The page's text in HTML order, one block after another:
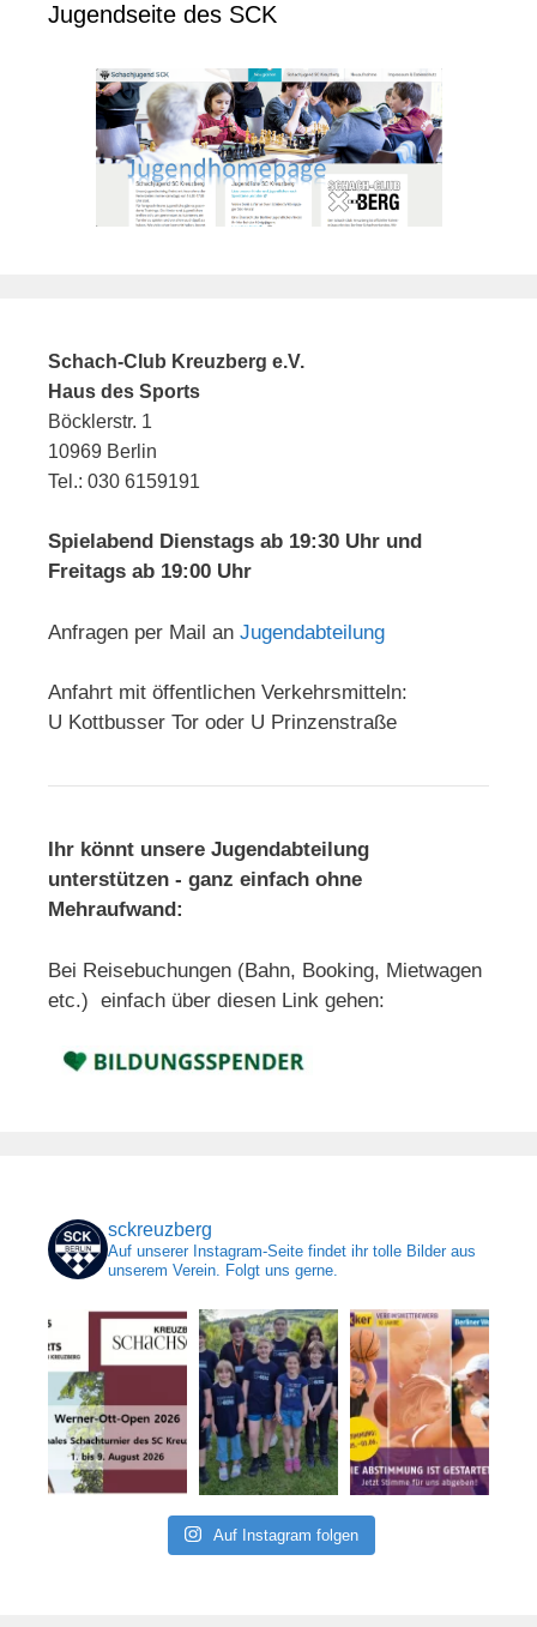
Jugendseite des SCK
Schach-Club Kreuzberg e.V.
Haus des Sports
Böcklerstr. 1
10969 Berlin
Tel.: 030 6159191
Spielabend Dienstags ab 19:30 Uhr und
Freitags ab 19:00 Uhr
Anfragen per Mail an Jugendabteilung
Anfahrt mit öffentlichen Verkehrsmitteln:
U Kottbusser Tor oder U Prinzenstraße
Ihr könnt unsere Jugendabteilung
unterstützen - ganz einfach ohne
Mehraufwand:
Bei Reisebuchungen (Bahn, Booking, Mietwagen
etc.) einfach über diesen Link gehen:
sckreuzberg
Auf unserer Instagram-Seite findet ihr tolle Bilder aus
unserem Verein. Folgt uns gerne.
Auf Instagram folgen